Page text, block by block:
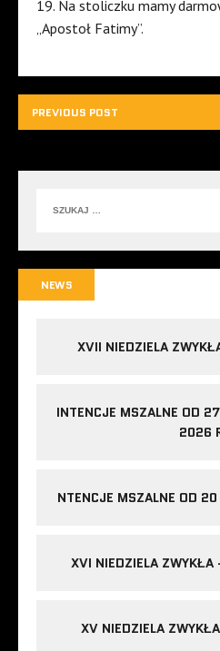
19. Na stoliczku mamy
„Apostoł Fatimy”.
PREVIOUS POST
NEWS
XVII NIEDZIELA
INTENCJE MSZALNE OD
2026
NTENCJE MSZALNE OD
XVI NIEDZIELA
XV NIEDZIELA